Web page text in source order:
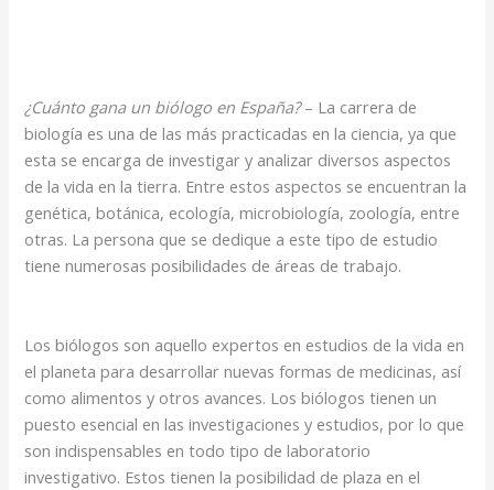
¿Cuánto gana un biólogo en España?– La carrera de
biología es una de las más practicadas en la ciencia, ya que
esta se encarga de investigar y analizar diversos aspectos
de la vida en la tierra. Entre estos aspectos se encuentran la
genética, botánica, ecología, microbiología, zoología, entre
otras. La persona que se dedique a este tipo de estudio
tiene numerosas posibilidades de áreas de trabajo.
Los biólogos son aquello expertos en estudios de la vida en
el planeta para desarrollar nuevas formas de medicinas, así
como alimentos y otros avances. Los biólogos tienen un
puesto esencial en las investigaciones y estudios, por lo que
son indispensables en todo tipo de laboratorio
investigativo. Estos tienen la posibilidad de plaza en el